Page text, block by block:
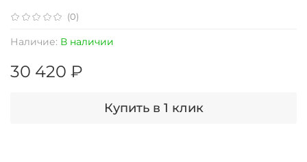
(0)
Наличие: В наличии
30 420 ₽
Купить в 1 клик